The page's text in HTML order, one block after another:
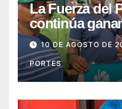
La Fuerza del
continúa
SDE
10 DE AGOSTO DE
PORTES